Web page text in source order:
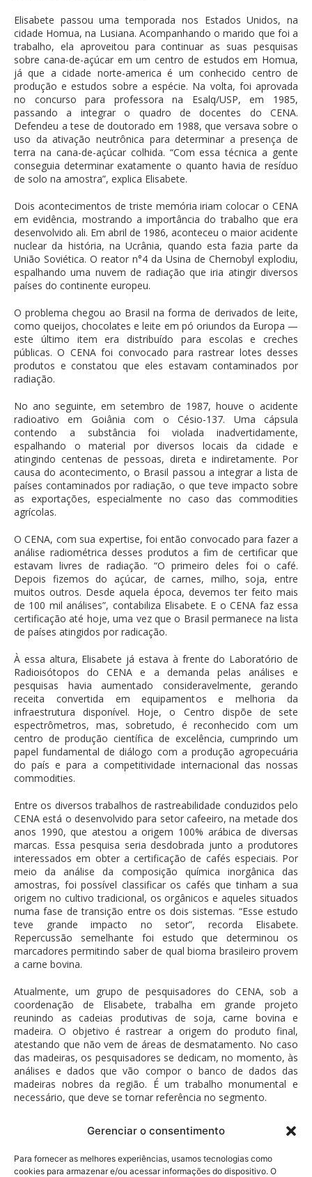
Gerenciar o consentimento
Para fornecer as melhores experiências, usamos tecnologias como
cookies para armazenar e/ou acessar informações do dispositivo. O
Elisabete passou uma temporada nos Estados Unidos, na
cidade Homua, na Lusiana. Acompanhando o marido que foi a
trabalho, ela aproveitou para continuar as suas pesquisas
sobre cana-de-açúcar em um centro de estudos em Homua,
já que a cidade norte-america é um conhecido centro de
produção e estudos sobre a espécie. Na volta, foi aprovada
no concurso para professora na Esalq/USP, em 1985,
passando a integrar o quadro de docentes do CENA.
Defendeu a tese de doutorado em 1988, que versava sobre o
uso da ativação neutrônica para determinar a presença de
terra na cana-de-açúcar colhida. “Com essa técnica a gente
conseguia determinar exatamente o quanto havia de resíduo
de solo na amostra”, explica Elisabete.
Dois acontecimentos de triste memória iriam colocar o CENA
em evidência, mostrando a importância do trabalho que era
desenvolvido ali. Em abril de 1986, aconteceu o maior acidente
nuclear da história, na Ucrânia, quando esta fazia parte da
União Soviética. O reator n°4 da Usina de Chernobyl explodiu,
espalhando uma nuvem de radiação que iria atingir diversos
países do continente europeu.
O problema chegou ao Brasil na forma de derivados de leite,
como queijos, chocolates e leite em pó oriundos da Europa —
este último item era distribuído para escolas e creches
públicas. O CENA foi convocado para rastrear lotes desses
produtos e constatou que eles estavam contaminados por
radiação.
No ano seguinte, em setembro de 1987, houve o acidente
radioativo em Goiânia com o Césio-137. Uma cápsula
contendo a substância foi violada inadvertidamente,
espalhando o material por diversos locais da cidade e
atingindo centenas de pessoas, direta e indiretamente. Por
causa do acontecimento, o Brasil passou a integrar a lista de
países contaminados por radiação, o que teve impacto sobre
as exportações, especialmente no caso das commodities
agrícolas.
O CENA, com sua expertise, foi então convocado para fazer a
análise radiométrica desses produtos a fim de certificar que
estavam livres de radiação. “O primeiro deles foi o café.
Depois fizemos do açúcar, de carnes, milho, soja, entre
muitos outros. Desde aquela época, devemos ter feito mais
de 100 mil análises”, contabiliza Elisabete. E o CENA faz essa
certificação até hoje, uma vez que o Brasil permanece na lista
de países atingidos por radicação.
À essa altura, Elisabete já estava à frente do Laboratório de
Radioisótopos do CENA e a demanda pelas análises e
pesquisas havia aumentado consideravelmente, gerando
receita convertida em equipamentos e melhoria da
infraestrutura disponível. Hoje, o Centro dispõe de sete
espectrômetros, mas, sobretudo, é reconhecido com um
centro de produção científica de excelência, cumprindo um
papel fundamental de diálogo com a produção agropecuária
do país e para a competitividade internacional das nossas
commodities.
Entre os diversos trabalhos de rastreabilidade conduzidos pelo
CENA está o desenvolvido para setor cafeeiro, na metade dos
anos 1990, que atestou a origem 100% arábica de diversas
marcas. Essa pesquisa seria desdobrada junto a produtores
interessados em obter a certificação de cafés especiais. Por
meio da análise da composição química inorgânica das
amostras, foi possível classificar os cafés que tinham a sua
origem no cultivo tradicional, os orgânicos e aqueles situados
numa fase de transição entre os dois sistemas. “Esse estudo
teve grande impacto no setor”, recorda Elisabete.
Repercussão semelhante foi estudo que determinou os
marcadores permitindo saber de qual bioma brasileiro provem
a carne bovina.
Atualmente, um grupo de pesquisadores do CENA, sob a
coordenação de Elisabete, trabalha em grande projeto
reunindo as cadeias produtivas de soja, carne bovina e
madeira. O objetivo é rastrear a origem do produto final,
atestando que não vem de áreas de desmatamento. No caso
das madeiras, os pesquisadores se dedicam, no momento, às
análises e dados que vão compor o banco de dados das
madeiras nobres da região. É um trabalho monumental e
necessário, que deve se tornar referência no segmento.
Política de Privacidade